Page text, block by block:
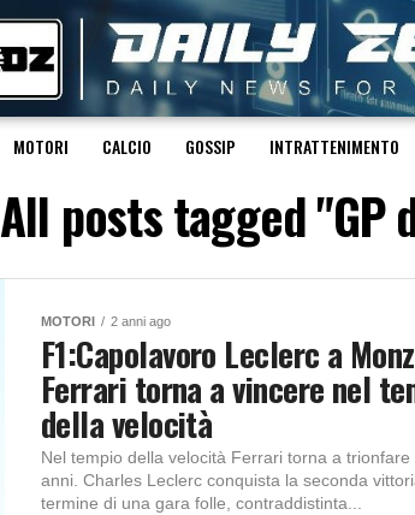
MOTORI CALCIO GOSSIP INTRATTENIMENTO
All posts tagged "GP
MOTORI 2 anni ago
F1:Capolavoro Leclerc a
Ferrari torna a vincere nel
della velocità
Nel tempio della velocità Ferrari torna a trionfare
anni. Charles Leclerc conquista la seconda
termine di una gara folle, contraddistinta...